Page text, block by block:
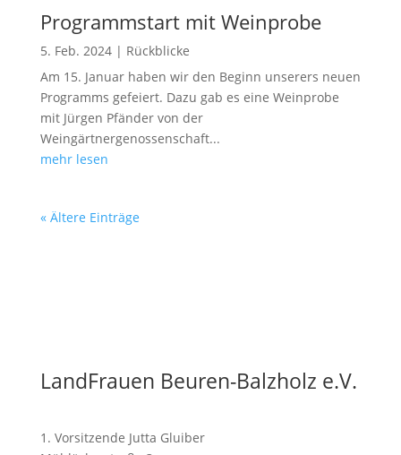
Programmstart mit Weinprobe
5. Feb. 2024| Rückblicke
Am 15. Januar haben wir den Beginn unserers neuen
Programms gefeiert. Dazu gab es eine Weinprobe
mit Jürgen Pfänder von der
Weingärtnergenossenschaft...
mehr lesen
« Ältere Einträge
LandFrauen Beuren-Balzholz e.V.
1. Vorsitzende Jutta Gluiber